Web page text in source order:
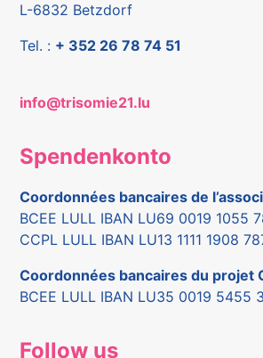
L-6832 Betzdorf
Tel. : + 352 26 78 74 51
info@trisomie21.lu
Spendenkonto
Coordonnées bancaires de
BCEE LULL IBAN LU69 0019 1055
CCPL LULL IBAN LU13 1111 1908
Coordonnées bancaires du projet
BCEE LULL IBAN LU35 0019 5455
Follow us